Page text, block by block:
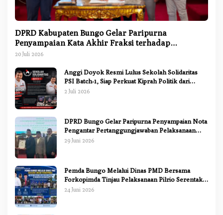
DPRD Kabupaten Bungo Gelar Paripurna
Penyampaian Kata Akhir Fraksi terhadap
Ranperda Pertanggungjawaban APBD 2025
20 Juli 2026
Anggi Doyok Resmi Lulus Sekolah Solidaritas
PSI Batch-1, Siap Perkuat Kiprah Politik dari
Daerah
2 Juli 2026
DPRD Bungo Gelar Paripurna Penyampaian Nota
Pengantar Pertanggungjawaban Pelaksanaan
APBD 2025
29 Juni 2026
Pemda Bungo Melalui Dinas PMD Bersama
Forkopimda Tinjau Pelaksanaan Pilrio Serentak
2026
24 Juni 2026